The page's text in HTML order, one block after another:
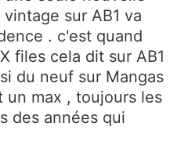
sur AB1 va
. c'est quand
files cela dit sur AB1
du neuf sur Mangas
un max , toujours les
des années qui